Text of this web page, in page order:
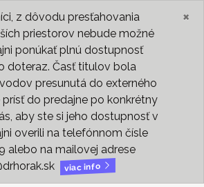
z dôvodu presťahovania
priestorov nebude možné
ponúkať plnú dostupnosť
doteraz. Časť titulov bola
presunutá do externého
do predajne po konkrétny
aby ste si jeho dostupnosť v
overili na telefónnom čísle
alebo na mailovej adrese
viac info
×